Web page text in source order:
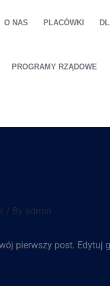
O NAS PLACÓWKI
PROGRAMY RZĄDOWE
/ By admin
pierwszy post. Edytuj